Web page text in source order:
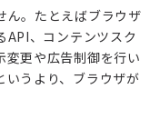
ん。たとえばブラウザ
API、コンテンツスク
変更や広告制御を行い
いうより、ブラウザが